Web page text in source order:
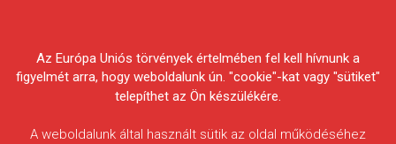
Egyesületek Szövetsége
Az Európa Uniós törvények értelmében fel kell hívnunk a
figyelmét arra, hogy weboldalunk ún. "cookie"-kat vagy "sütiket"
telepíthet az Ön készülékére.
A weboldalunk által használt sütik az oldal működéséhez